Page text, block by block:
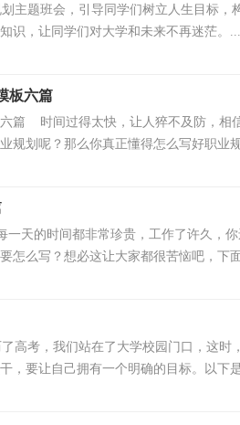
主题班会，引导同学们树立人生目标，
识，让同学们对大学和未来不再迷茫。...
板六篇
六篇 时间过得太快，让人猝不及防，相
规划呢？那么你真正懂得怎么写好职业
天的时间都非常珍贵，工作了许久，
怎么写？想必这让大家都很苦恼吧，下
高考，我们站在了大学校园门口，这时
，要让自己拥有一个明确的目标。以下